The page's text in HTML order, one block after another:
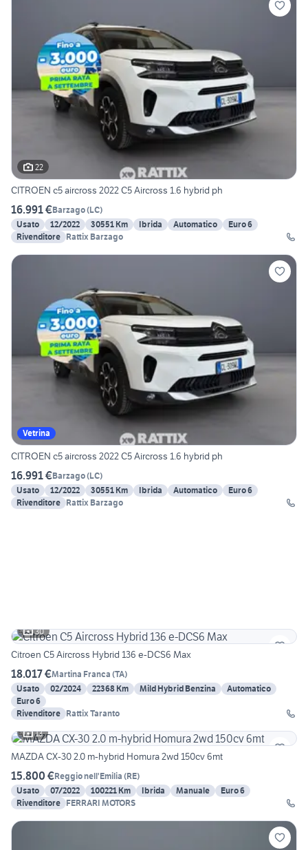
22
CITROEN c5 aircross 2022 C5 Aircross 1.6 hybrid ph
16.991 €Barzago(LC)
Usato
12/2022 30551 Km Ibrida Automatico
Euro 6
Rivenditore Rattix Barzago
Vetrina
CITROEN c5 aircross 2022 C5 Aircross 1.6 hybrid ph
16.991 €Barzago(LC)
Usato
12/2022 30551 Km Ibrida Automatico
Euro 6
Rivenditore Rattix Barzago
30
Citroen C5 Aircross Hybrid 136 e-DCS6 Max
18.017 €Martina Franca (TA)
Usato
02/2024 22368 Km Mild Hybrid Benzina
Automatico
Euro 6
Rivenditore Rattix Taranto
13
MAZDA CX-30 2.0 m-hybrid Homura 2wd 150cv 6mt
15.800 €Reggio nell'Emilia (RE)
Usato
07/2022 100221 Km Ibrida Manuale
Euro 6
Rivenditore FERRARI MOTORS